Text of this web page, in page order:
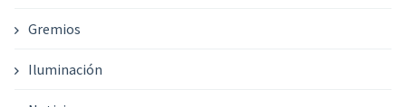
Gremios
Iluminación